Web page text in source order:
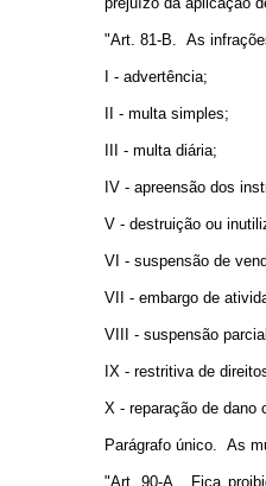
"Art. 81-B. As
I - advertência;
II - multa simples;
III - multa diária;
IV - apreensão dos
V - destruição ou
VI - suspensão de
VII - embargo de
VIII - suspensão
IX - restritiva de
X - reparação de dano
Parágrafo único. As
"Art. 90-A. Fica